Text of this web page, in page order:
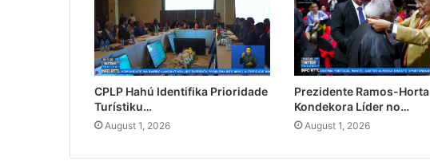
CPLP Hahú Identifika Prioridade
Turístiku…
August 1, 2026
Prezidente Ramos-Horta
Kondekora Líder no…
August 1, 2026